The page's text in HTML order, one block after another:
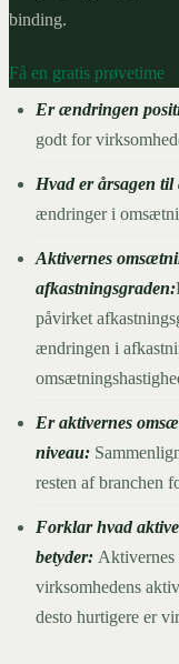
binding.
Få en gratis prøvetime
Er ændringen
godt for
Hvad er årsagen
ændringer i
Aktivernes
afkastningsgraden:
påvirket
ændringen i
Er aktivernes
niveau:
resten af branchen
Forklar hvad
betyder: Aktivernes
virksomhedens
desto hurtigere er